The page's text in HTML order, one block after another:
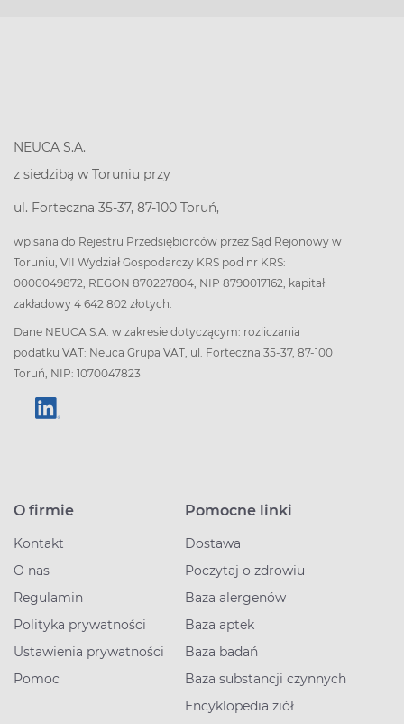
NEUCA S.A.
z siedzibą w Toruniu przy
ul. Forteczna 35-37, 87-100 Toruń,
wpisana do Rejestru Przedsiębiorców przez Sąd Rejonowy w
Toruniu, VII Wydział Gospodarczy KRS pod nr KRS:
0000049872, REGON 870227804, NIP 8790017162, kapitał
zakładowy 4 642 802 złotych.
Dane NEUCA S.A. w zakresie dotyczącym: rozliczania
podatku VAT: Neuca Grupa VAT, ul. Forteczna 35-37, 87-100
Toruń, NIP: 1070047823
O firmie
Kontakt
O nas
Regulamin
Polityka prywatności
Ustawienia prywatności
Pomoc
Pomocne linki
Dostawa
Poczytaj o zdrowiu
Baza alergenów
Baza aptek
Baza badań
Baza substancji czynnych
Encyklopedia ziół